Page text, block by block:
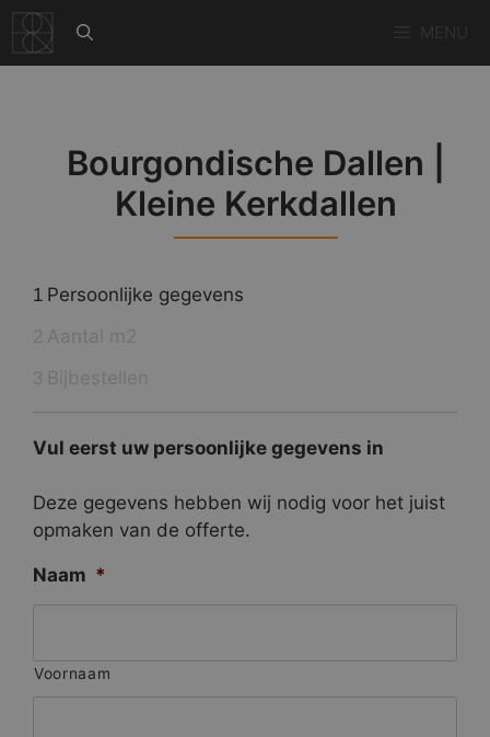
naar
de
Bourgondische Dallen |
Kleine Kerkdallen
1 Persoonlijke gegevens
Vul eerst uw persoonlijke gegevens in
Deze gegevens hebben wij nodig voor het juist
opmaken van de offerte.
Naam *
Voornaam